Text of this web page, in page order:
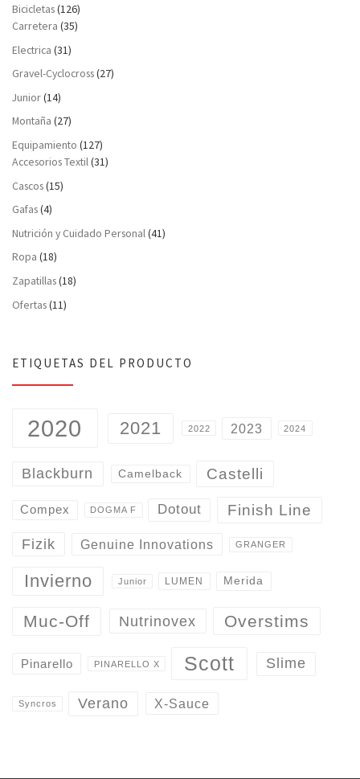
Bicicletas(126)
Carretera (35)
Electrica (31)
Gravel-Cyclocross(27)
Junior(14)
Montaña (27)
Equipamiento (127)
Accesorios Textil(31)
Cascos(15)
Gafas(4)
Nutrición y Cuidado Personal(41)
Ropa (18)
Zapatillas(18)
Ofertas(11)
ETIQUETAS DEL PRODUCTO
2020 2021 2022 2023 2024
Blackburn Camelback Castelli
Compex DOGMA F Dotout Finish Line
Fizik Genuine Innovations GRANGER
Invierno Junior LUMEN Merida
Muc-Off Nutrinovex Overstims
Pinarello PINARELLO X Scott Slime
Syncros Verano X-Sauce